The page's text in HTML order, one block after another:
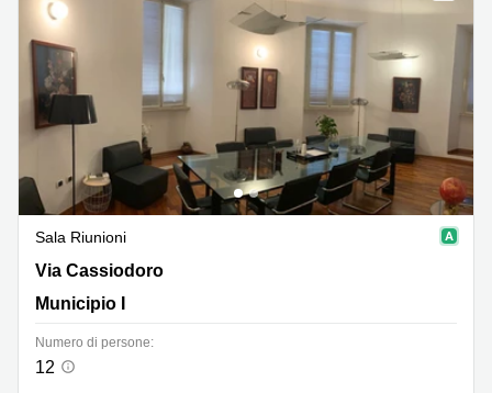
Sala Riunioni
Via Cassiodoro 1, Municipio I
Via Cassiodoro
Municipio I
Numero di persone:
12